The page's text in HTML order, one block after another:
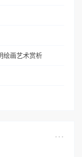
画艺术赏析